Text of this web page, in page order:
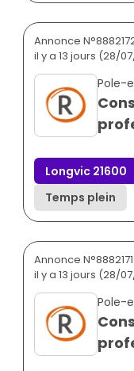
Annonce
il y a 13 jours (28/
Pole-
Longvic 21600
Temps plein
Annonce N°8882171
il y a 13 jours (28/
Pole-